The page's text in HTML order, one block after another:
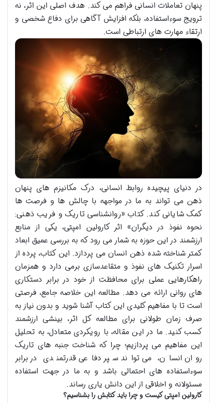
پنهان تعاملات انسانی فراهم می کند. هدف اصلی این اثر، نه
ترویج سوءاستفاده، بلکه افزایش آگاهی برای دفاع شخصی و
ارتقاء مهارت های ارتباطی است.
در دنیای پیچیده روابط انسانی، درک مکانیزم های پنهان
ذهن می تواند به ما در مواجهه با چالش ها و فرصت ها
کمک شایانی کند. کتاب «روانشناسی تاریک و فریب ذهنی:
نحوه نفوذ در دیگران» اثر کارولین امپتی، یکی از منابع
ارزشمند در این حوزه به شمار می رود که به بررسی عمیق ابعاد
کمتر شناخته شده ذهن انسان می پردازد. این کتاب، پرده از
اسرار تکنیک های نفوذ و متقاعدسازی برمی دارد و همزمان
راهکارهایی عملی برای محافظت از خود در برابر دستکاری
های روانی ارائه می دهد. مطالعه این خلاصه جامع، فرصتی
است تا با مفاهیم کلیدی این کتاب آشنا شوید و بدون نیاز به
صرف زمان طولانی برای مطالعه کل اثر، بینشی ارزشمند
کسب کنید. ما در این مقاله، با رویکردی متعادل، به تحلیل
این مفاهیم می پردازیم؛ چرا که شناخت جنبه های تاریک
روان انسان، می تواند سپر دفاعی قدرتمندی در برابر
سوءاستفاده های احتمالی باشد و به ما در جهت استفاده
مسئولانه و اخلاقی از این دانش یاری رساند.
کارولین امپتی کیست و چرا باید کتابش را بشناسیم؟